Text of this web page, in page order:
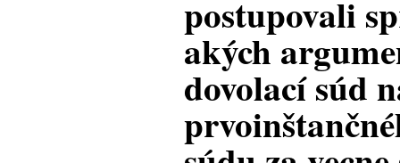
postupovali
akých
dovolací súd